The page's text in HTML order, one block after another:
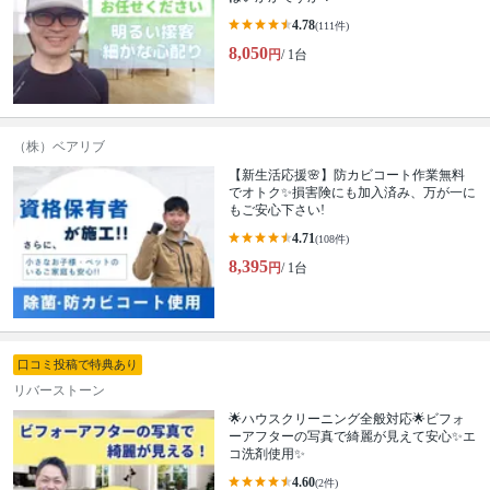
4.78(111件)
8,050円/ 1台
（株）ベアリブ
【新生活応援🌸】防カビコート作業無料
でオトク✨損害険にも加入済み、万が一に
もご安心下さい!
4.71(108件)
8,395円/ 1台
口コミ投稿で特典あり
リバーストーン
🌟ハウスクリーニング全般対応🌟ビフォ
ーアフターの写真で綺麗が見えて安心✨エ
コ洗剤使用✨
4.60(2件)